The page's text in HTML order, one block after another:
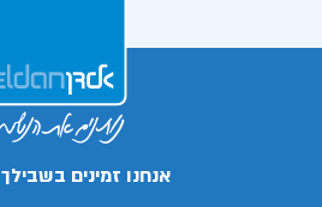
אנחנו זמינים בשבילך